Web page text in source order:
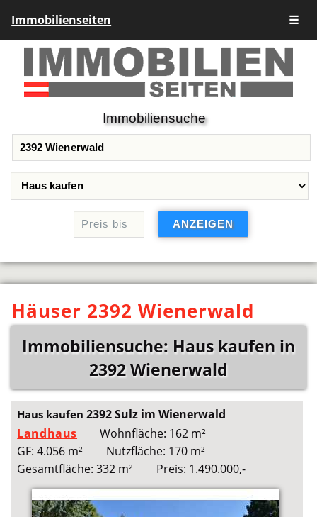
Immobilienseiten ☰
Immobiliensuche
Häuser 2392 Wienerwald
Immobiliensuche: Haus kaufen in
2392 Wienerwald
Haus kaufen2392 Sulz im Wienerwald
Landhaus
Wohnfläche: 162 m²
GF: 4.056 m²
Nutzfläche: 170 m²
Gesamtfläche: 332 m²
Preis: 1.490.000,-